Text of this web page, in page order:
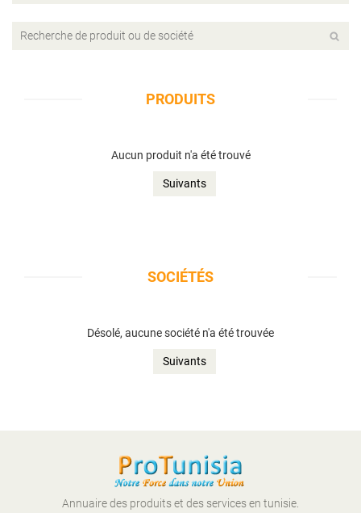
PRODUITS
Aucun produit n'a été trouvé
Suivants
SOCIÉTÉS
Désolé, aucune société n'a été trouvée
Suivants
Annuaire des produits et des services en tunisie.